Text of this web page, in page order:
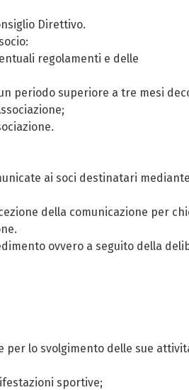
Direttivo.
regolamenti e delle
superiore a tre mesi
ai soci destinatari
della comunicazione per
ovvero a seguito della
per lo svolgimento delle sue
sportive;